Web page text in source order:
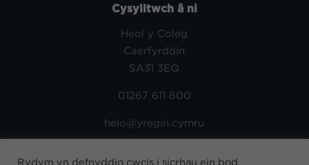
Cysylltwch â ni
Heol y Coleg
Caerfyrddin
SA31 3EQ
01267 611 600
helo@yregin.cymru
Rydym yn defnyddio cwcis i sicrhau ein bod